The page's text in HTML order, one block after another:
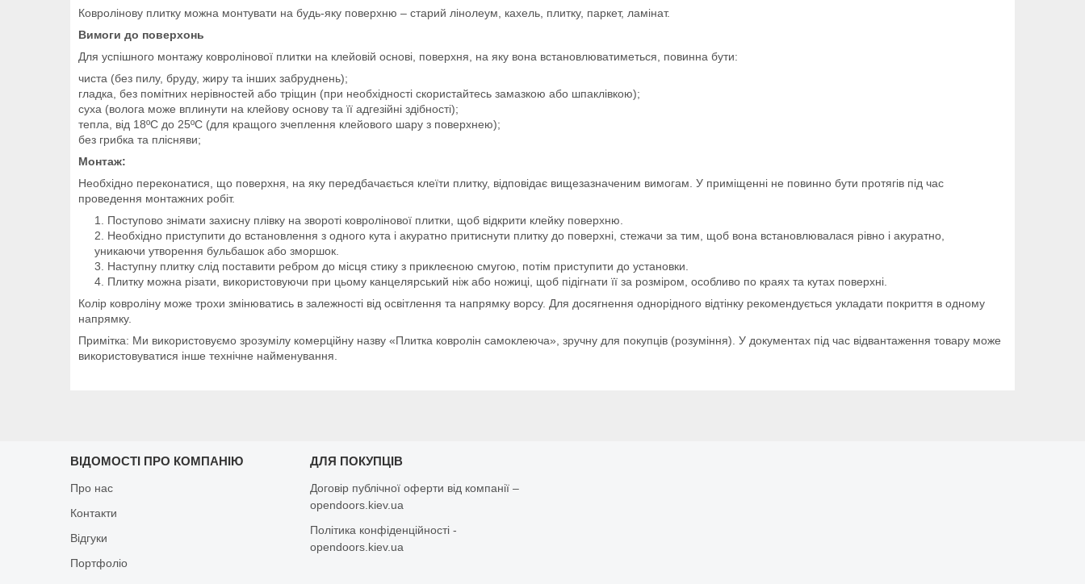
Ковролінову плитку можна монтувати на будь-яку поверхню – старий лінолеум, кахель, плитку, паркет, ламінат.
Вимоги до поверхонь
Для успішного монтажу ковролінової плитки на клейовій основі, поверхня, на яку вона встановлюватиметься, повинна бути:
чиста (без пилу, бруду, жиру та інших забруднень);
гладка, без помітних нерівностей або тріщин (при необхідності скористайтесь замазкою або шпаклівкою);
суха (волога може вплинути на клейову основу та її адгезійні здібності);
тепла, від 18ºС до 25ºС (для кращого зчеплення клейового шару з поверхнею);
без грибка та плісняви;
Монтаж:
Необхідно переконатися, що поверхня, на яку передбачається клеїти плитку, відповідає вищезазначеним вимогам. У приміщенні не повинно бути протягів під час
проведення монтажних робіт.
Поступово знімати захисну плівку на звороті ковролінової плитки, щоб відкрити клейку поверхню.
Необхідно приступити до встановлення з одного кута і акуратно притиснути плитку до поверхні, стежачи за тим, щоб вона встановлювалася рівно і акуратно,
уникаючи утворення бульбашок або зморшок.
Наступну плитку слід поставити ребром до місця стику з приклеєною смугою, потім приступити до установки.
Плитку можна різати, використовуючи при цьому канцелярський ніж або ножиці, щоб підігнати її за розміром, особливо по краях та кутах поверхні.
Колір ковроліну може трохи змінюватись в залежності від освітлення та напрямку ворсу. Для досягнення однорідного відтінку рекомендується укладати покриття в одному
напрямку.
Примітка: Ми використовуємо зрозумілу комерційну назву «Плитка ковролін самоклеюча», зручну для покупців (розуміння). У документах під час відвантаження товару може
використовуватися інше технічне найменування.
ВІДОМОСТІ ПРО КОМПАНІЮ
Про нас
Контакти
Відгуки
Портфоліо
ДЛЯ ПОКУПЦІВ
Договір публічної оферти від компанії –
opendoors.kiev.ua
Політика конфіденційності -
opendoors.kiev.ua